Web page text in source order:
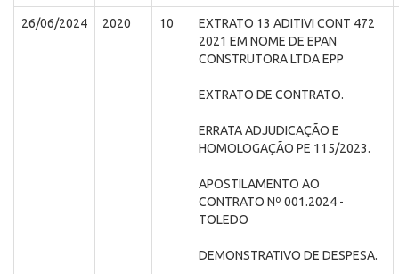
26/06/2024 2020 10
EXTRATO 13 ADITIVI CONT 472
2021 EM NOME DE EPAN
CONSTRUTORA LTDA EPP
EXTRATO DE CONTRATO.
ERRATA ADJUDICAÇÃO E
HOMOLOGAÇÃO PE 115/2023.
APOSTILAMENTO AO
CONTRATO Nº 001.2024 -
TOLEDO
DEMONSTRATIVO DE DESPESA.